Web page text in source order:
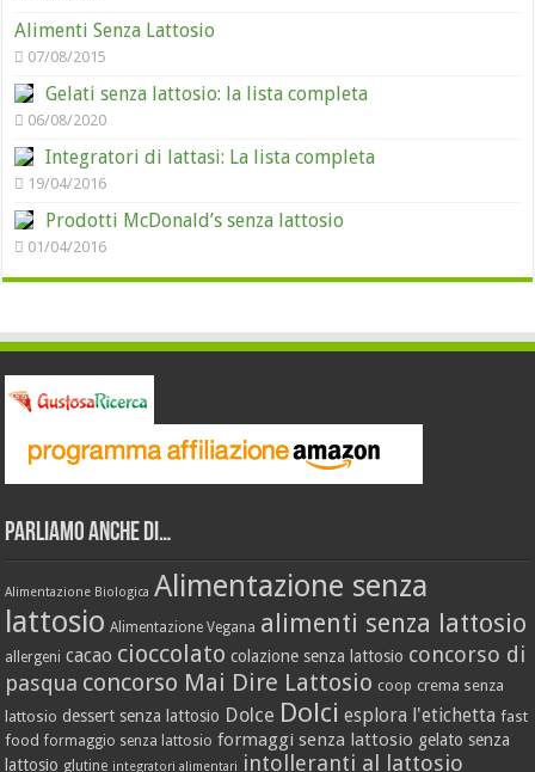
Alimenti Senza Lattosio
07/08/2015
Gelati senza lattosio: la lista completa
06/08/2020
Integratori di lattasi: La lista completa
19/04/2016
Prodotti McDonald’s senza lattosio
01/04/2016
Parliamo anche di…
Alimentazione Biologica Alimentazione senza
lattosio Alimentazione Vegana alimenti senza lattosio
allergeni cacao cioccolato colazione senza lattosio concorso di
pasqua concorso Mai Dire Lattosio coop crema senza
lattosio dessert senza lattosio Dolce Dolci esplora l'etichetta fast
food formaggio senza lattosio formaggi senza lattosio gelato senza
lattosio glutine integratori alimentari intolleranti al lattosio